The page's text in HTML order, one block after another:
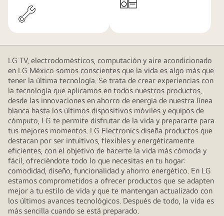
LG TV, electrodomésticos, computación y aire acondicionado
en LG México somos conscientes que la vida es algo más que
tener la última tecnología. Se trata de crear experiencias con
la tecnología que aplicamos en todos nuestros productos,
desde las innovaciones en ahorro de energía de nuestra línea
blanca hasta los últimos dispositivos móviles y equipos de
cómputo, LG te permite disfrutar de la vida y prepararte para
tus mejores momentos. LG Electronics diseña productos que
destacan por ser intuitivos, flexibles y energéticamente
eficientes, con el objetivo de hacerte la vida más cómoda y
fácil, ofreciéndote todo lo que necesitas en tu hogar:
comodidad, diseño, funcionalidad y ahorro energético. En LG
estamos comprometidos a ofrecer productos que se adapten
mejor a tu estilo de vida y que te mantengan actualizado con
los últimos avances tecnológicos. Después de todo, la vida es
más sencilla cuando se está preparado.